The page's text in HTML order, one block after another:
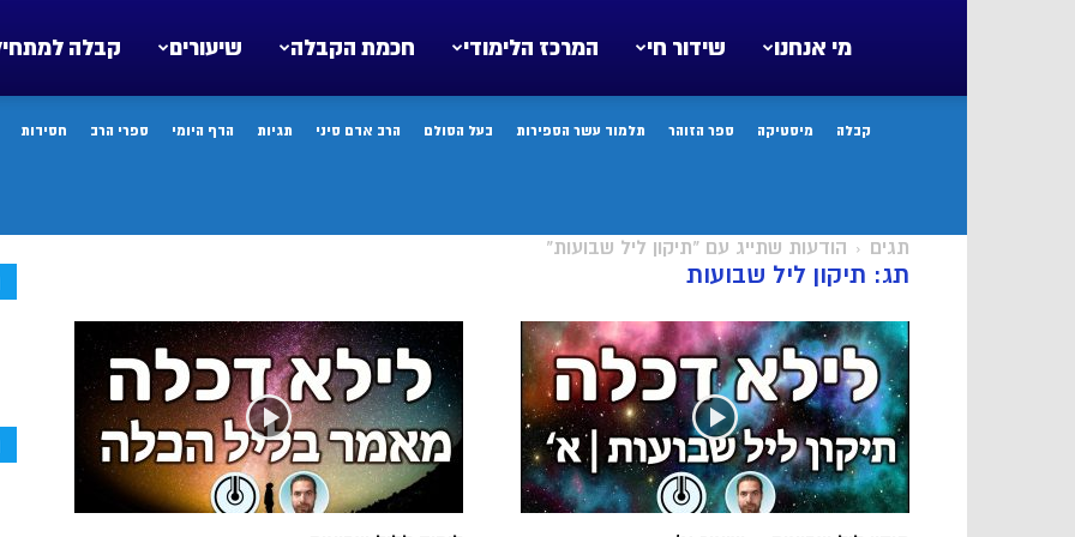
קבלה שיעורים חכמת הקבלה המרכז הלימודי שידור חי מי אנחנו
קבלה מיסטיקה ספר הזוהר תלמוד עשר הספירות בעל הסולם הרב אדם סיני תגיות הדף היומי ספרי הרב חסידות
תגים הודעות שתייג עם "תיקון ליל שבועות"
תג: תיקון ליל שבועות